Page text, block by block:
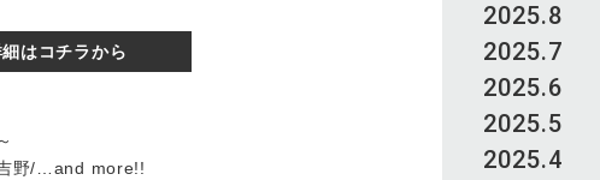
2025.8
2025.7
2025.6
2025.5
2025.4
はコチラから
野/…and more!!